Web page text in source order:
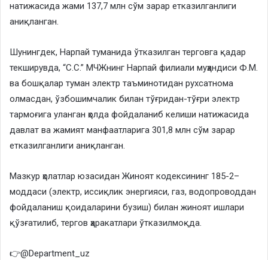
натижасида жами 137,7 млн сўм зарар етказилганлиги
аниқланган.
Шунингдек, Нарпай туманида ўтказилган терговга қадар
текширувда, “С.С.” МЧЖнинг Нарпай филиали муҳандиси Ф.М.
ва бошқалар туман электр таъминотидан рухсатнома
олмасдан, ўзбошимчалик билан тўғридан-тўғри электр
тармоғига уланган ҳолда фойдаланиб келиши натижасида
давлат ва жамият манфаатларига 301,8 млн сўм зарар
етказилганлиги аниқланган.
Мазкур ҳолатлар юзасидан Жиноят кодексининг 185-2–
моддаси (электр, иссиқлик энергияси, газ, водопроводдан
фойдаланиш қоидаларини бузиш) билан жиноят ишлари
қўзғатилиб, тергов ҳаракатлари ўтказилмоқда.
👉@Department_uz